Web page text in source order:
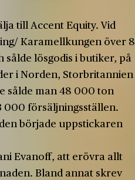
till Accent Equity. Vid
Karamellkungen över 8
lösgodis i butiker, på
i Norden, Storbritannien
sålde man 48 000 ton
000 försäljningsställen.
började uppstickaren
Evanoff, att erövra allt
Bland annat skrev